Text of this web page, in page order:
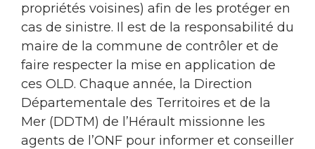
propriétés voisines) afin de les protéger en
cas de sinistre. Il est de la responsabilité du
maire de la commune de contrôler et de
faire respecter la mise en application de
ces OLD. Chaque année, la Direction
Départementale des Territoires et de la
Mer (DDTM) de l’Hérault missionne les
agents de l’ONF pour informer et conseiller